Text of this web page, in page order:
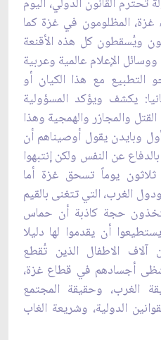
القانون الدولي، ‏اليوم
غزة، المظلومون في غزة كما
‏ويُسقطون كل هذه الأقنعة
الإعلام عالمية وعربية
التطبيع مع هذا الكيان أو
يكشف ويؤكد المسؤولية
والمجازر والهمجية وهذا
وبايدن يقول ‏أوصيناهم أن
عن النفس ولكن إنتبهوا
‏ثلاثون يوماً تسحق غزة أما
الغرب، التي تتغنى بالقيم
يتخذون حجة كاذبة أن حماس
أن يقدموا لها دليلا
الاطفال الذين تُقطع
أجسادهم في قطاع ‏غزة،
الغرب، وحقيقة المجتمع
الدولية، ‏وشريعة الغاب